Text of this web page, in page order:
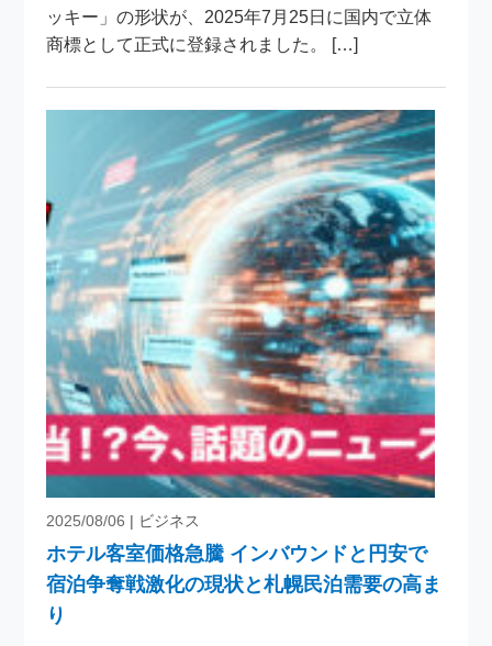
ッキー」の形状が、2025年7月25日に国内で立体
商標として正式に登録されました。 […]
2025/08/06 | ビジネス
ホテル客室価格急騰 インバウンドと円安で
宿泊争奪戦激化の現状と札幌民泊需要の高ま
り